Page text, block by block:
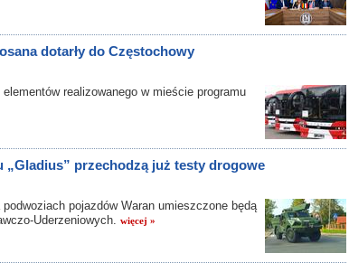
dotarły do Częstochowy
realizowanego w mieście programu
„Gladius” przechodzą już testy drogowe
pojazdów Waran umieszczone będą
Uderzeniowych. więcej »